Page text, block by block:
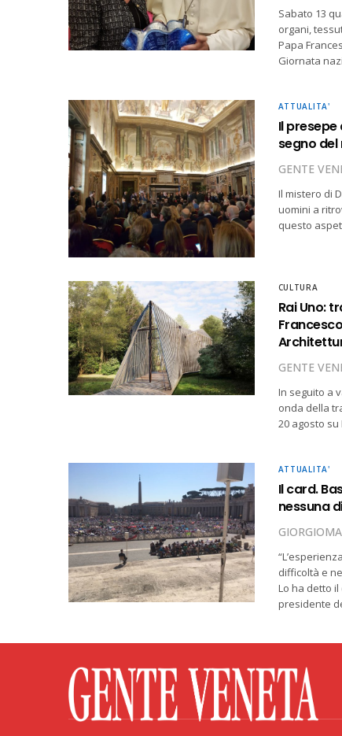
Sabato 13
organi,
Papa
Giornata
ATTUALITA'
Il presepe
segno del
GENTE
Il mistero di
uomini a
questo
CULTURA
Rai Uno:
GENTE
In seguito a
onda della
20 agosto su
ATTUALITA'
Il card.
nessuna
difficoltà e
Lo ha detto
presidente